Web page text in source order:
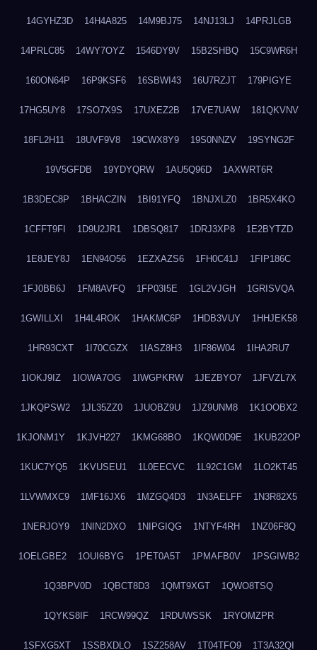
14GYHZ3D 14H4A825 14M9BJ75 14NJ13LJ 14PRJLGB
14PRLC85 14WY7OYZ 1546DY9V 15B2SHBQ 15C9WR6H
160ON64P 16P9KSF6 16SBWI43 16U7RZJT 179PIGYE
17HG5UY8 17SO7X9S 17UXEZ2B 17VE7UAW 181QKVNV
18FL2H11 18UVF9V8 19CWX8Y9 19S0NNZV 19SYNG2F
19V5GFDB 19YDYQRW 1AU5Q96D 1AXWRT6R
1B3DEC8P 1BHACZIN 1BI91YFQ 1BNJXLZ0 1BR5X4KO
1CFFT9FI 1D9U2JR1 1DBSQ817 1DRJ3XP8 1E2BYTZD
1E8JEY8J 1EN94O56 1EZXAZS6 1FH0C41J 1FIP186C
1FJ0BB6J 1FM8AVFQ 1FP03I5E 1GL2VJGH 1GRISVQA
1GWILLXI 1H4L4ROK 1HAKMC6P 1HDB3VUY 1HHJEK58
1HR93CXT 1I70CGZX 1IASZ8H3 1IF86W04 1IHA2RU7
1IOKJ9IZ 1IOWA7OG 1IWGPKRW 1JEZBYO7 1JFVZL7X
1JKQPSW2 1JL35ZZ0 1JUOBZ9U 1JZ9UNM8 1K1OOBX2
1KJONM1Y 1KJVH227 1KMG68BO 1KQW0D9E 1KUB22OP
1KUC7YQ5 1KVUSEU1 1L0EECVC 1L92C1GM 1LO2KT45
1LVWMXC9 1MF16JX6 1MZGQ4D3 1N3AELFF 1N3R82X5
1NERJOY9 1NIN2DXO 1NIPGIQG 1NTYF4RH 1NZ06F8Q
1OELGBE2 1OUI6BYG 1PET0A5T 1PMAFB0V 1PSGIWB2
1Q3BPV0D 1QBCT8D3 1QMT9XGT 1QWO8TSQ
1QYKS8IF 1RCW99QZ 1RDUWSSK 1RYOMZPR
1SFXG5XT 1SSBXDLO 1SZ258AV 1T04TFO9 1T3A32QI